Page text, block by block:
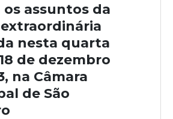
os assuntos da
extraordinária
nesta quarta
de dezembro
na Câmara
de São